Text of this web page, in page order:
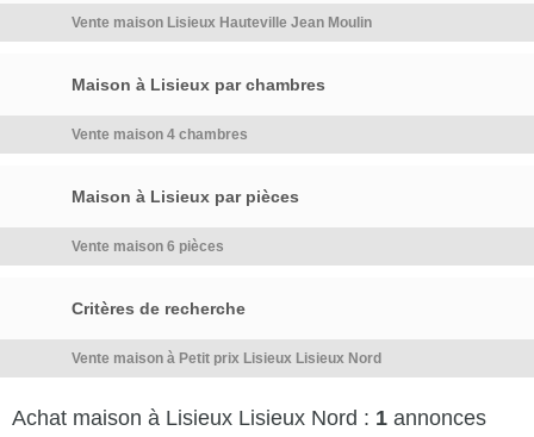
famille.DOUBLE VITRAGE
CENTRAL GAZ DE VILLE,
INVESTISSEUR. TRAVAUX
PREVOIRLes informations sur
Vente maison Lisieux Hauteville Jean Moulin
Maison à Lisieux par chambres
Vente maison 4 chambres
Maison à Lisieux par pièces
Vente maison 6 pièces
Critères de recherche
Vente maison à Petit prix Lisieux Lisieux Nord
Achat maison à Lisieux Lisieux Nord : 1 annonces